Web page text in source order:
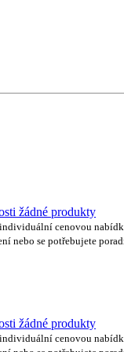
žádné produkty
cenovou
nebo se potřebujete
žádné produkty
cenovou